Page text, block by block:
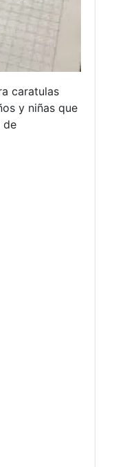
caratulas
y niñas que
de